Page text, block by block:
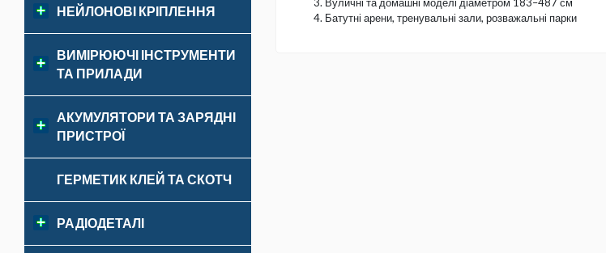
НЕЙЛОНОВІ КРІПЛЕННЯ
ВИМІРЮЮЧІ ІНСТРУМЕНТИ
ТА ПРИЛАДИ
АКУМУЛЯТОРИ ТА ЗАРЯДНІ
ПРИСТРОЇ
ГЕРМЕТИК КЛЕЙ ТА СКОТЧ
РАДІОДЕТАЛІ
Батутні арени, тренувальні зали, розважальні парки